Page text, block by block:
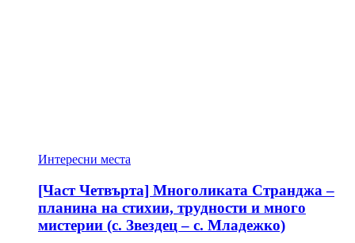
Интересни места
[Част Четвърта] Многоликата Странджа –
планина на стихии, трудности и много
мистерии (с. Звездец – с. Младежко)